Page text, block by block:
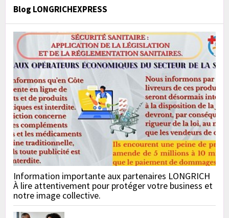
Blog LONGRICHEXPRESS
Information importante aux partenaires LONGRICH
À lire attentivement pour protéger votre business et
notre image collective.